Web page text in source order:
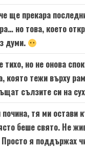
ще прекара
но това, което
думи.
но не онова
която тежи върху
сълзите си на
почина, тя ми остави
беше свято. Не
я поддържах